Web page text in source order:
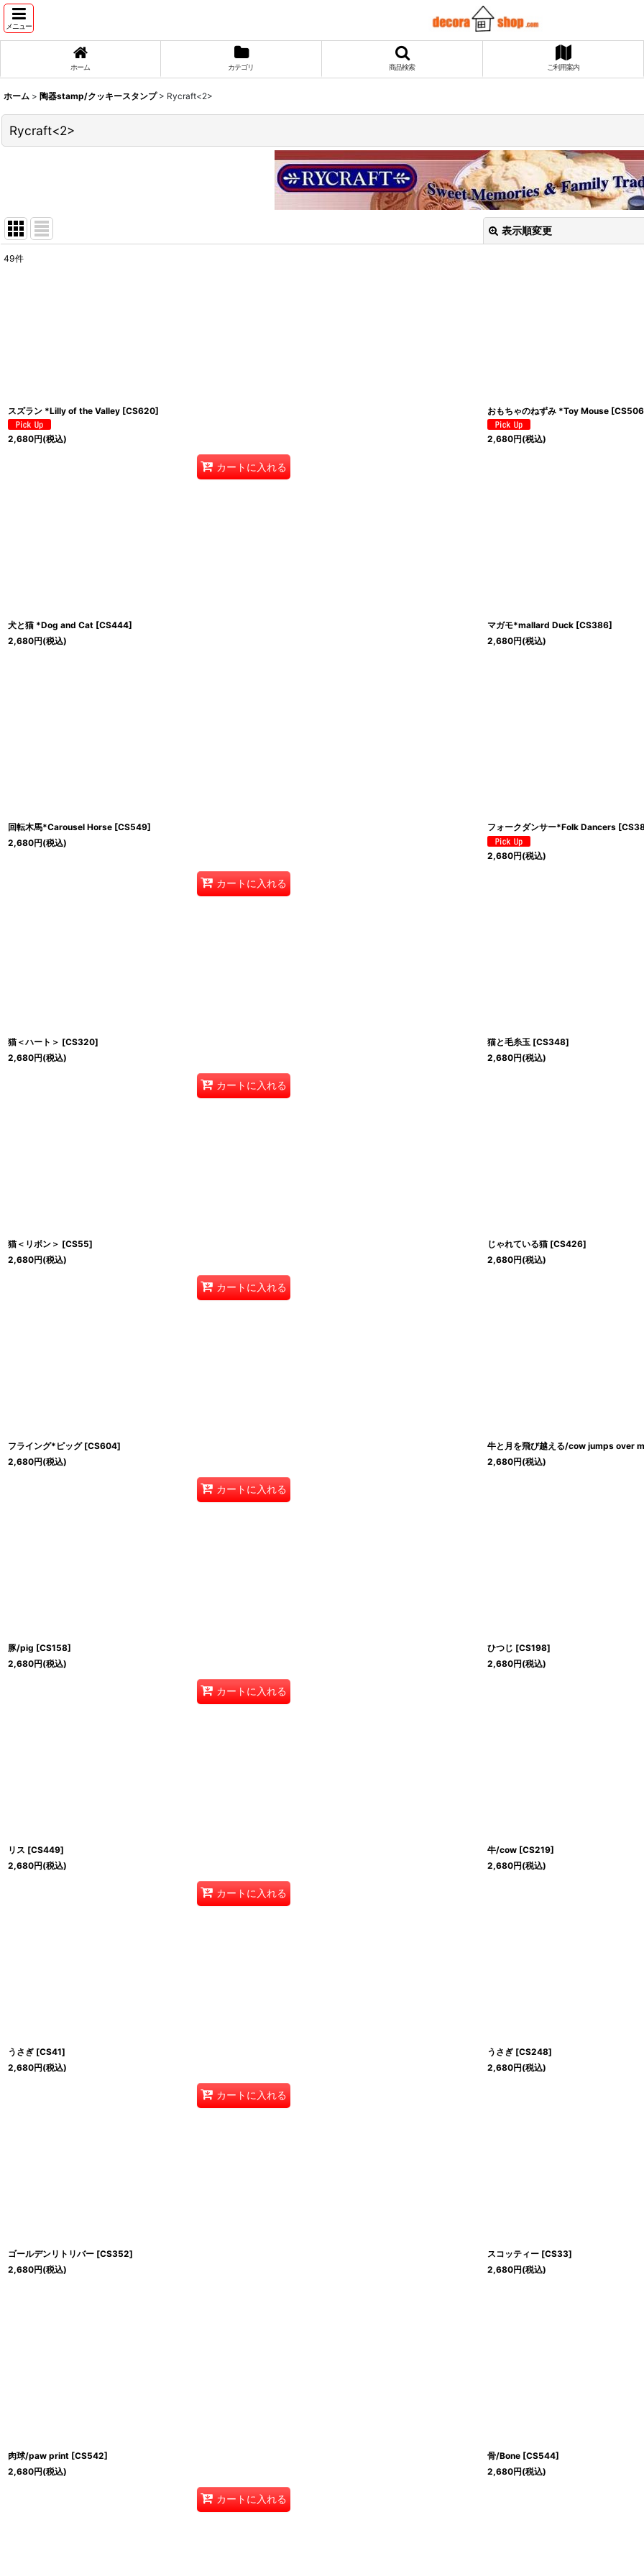
メニュー
ホーム カテゴリ 商品検索 ご利用案内
ホーム > 陶器stamp/クッキースタンプ > Rycraft<2>
Rycraft<2>
表示順変更
49件
スズラン *Lilly of the Valley [CS620]
2,680円(税込)
カートに入れる
おもちゃのねずみ *Toy Mouse [CS506
2,680円(税込)
犬と猫 *Dog and Cat [CS444]
2,680円(税込)
マガモ*mallard Duck [CS386]
2,680円(税込)
回転木馬*Carousel Horse [CS549]
2,680円(税込)
カートに入れる
フォークダンサー*Folk Dancers [
2,680円(税込)
猫＜ハート＞ [CS320]
2,680円(税込)
カートに入れる
猫と毛糸玉 [CS348]
2,680円(税込)
猫＜リボン＞ [CS55]
2,680円(税込)
カートに入れる
じゃれている猫 [CS426]
2,680円(税込)
フライング*ピッグ [CS604]
2,680円(税込)
カートに入れる
牛と月を飛び越える/cow jumps over
2,680円(税込)
豚/pig [CS158]
2,680円(税込)
カートに入れる
ひつじ [CS198]
2,680円(税込)
リス [CS449]
2,680円(税込)
カートに入れる
牛/cow [CS219]
2,680円(税込)
うさぎ [CS41]
2,680円(税込)
カートに入れる
うさぎ [CS248]
2,680円(税込)
ゴールデンリトリバー [CS352]
2,680円(税込)
スコッティー [CS33]
2,680円(税込)
肉球/paw print [CS542]
2,680円(税込)
カートに入れる
骨/Bone [CS544]
2,680円(税込)